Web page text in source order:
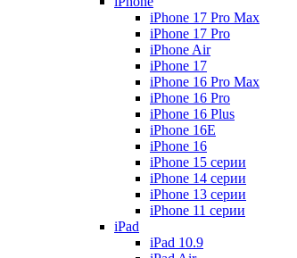
iPhone 17 Pro Max
iPhone 17 Pro
iPhone Air
iPhone 17
iPhone 16 Pro Max
iPhone 16 Pro
iPhone 16 Plus
iPhone 16E
iPhone 16
iPhone 15 серии
iPhone 14 серии
iPhone 13 серии
iPhone 11 серии
iPad
iPad 10.9